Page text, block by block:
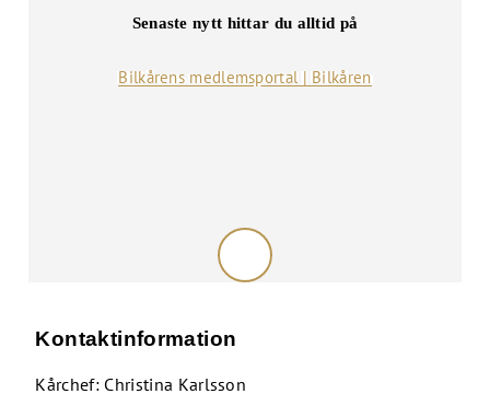
Senaste nytt hittar du alltid på
Bilkårens medlemsportal | Bilkåren
Kontaktinformation
Kårchef: Christina Karlsson